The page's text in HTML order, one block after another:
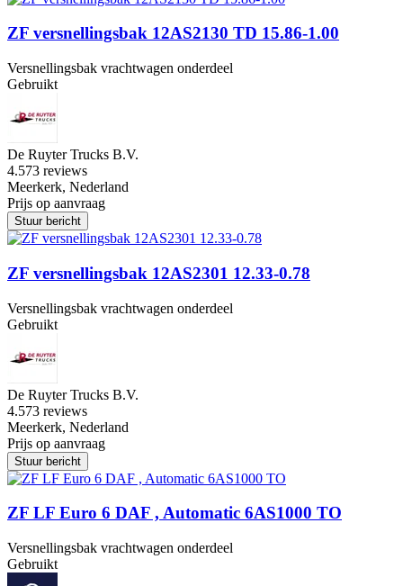
ZF versnellingsbak 12AS2130 TD 15.86-1.00
Versnellingsbak vrachtwagen onderdeel
Gebruikt
De Ruyter Trucks B.V.
4.573 reviews
Meerkerk, Nederland
Prijs op aanvraag
Stuur bericht
ZF versnellingsbak 12AS2301 12.33-0.78
Versnellingsbak vrachtwagen onderdeel
Gebruikt
De Ruyter Trucks B.V.
4.573 reviews
Meerkerk, Nederland
Prijs op aanvraag
Stuur bericht
ZF LF Euro 6 DAF , Automatic 6AS1000 TO
Versnellingsbak vrachtwagen onderdeel
Gebruikt